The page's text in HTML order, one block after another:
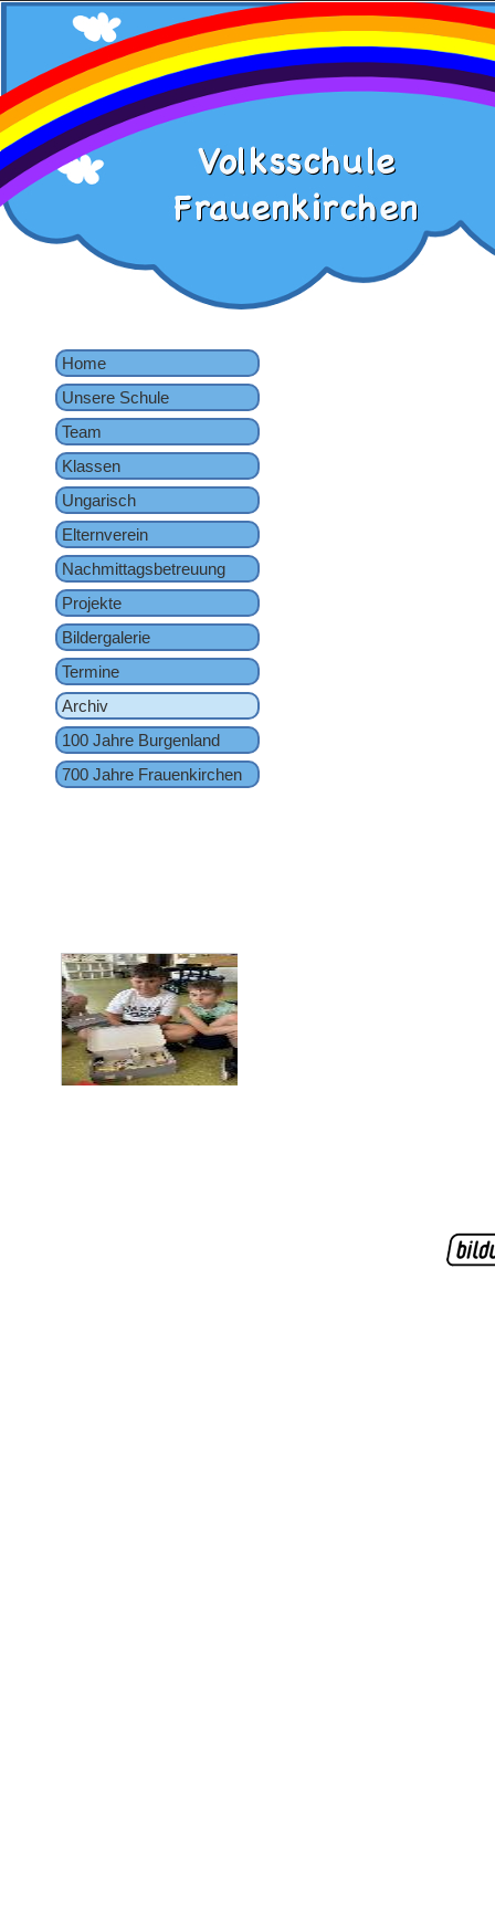
Home
Unsere Schule
Team
Klassen
Ungarisch
Elternverein
Nachmittagsbetreuung
Projekte
Bildergalerie
Termine
Archiv
100 Jahre Burgenland
700 Jahre Frauenkirchen